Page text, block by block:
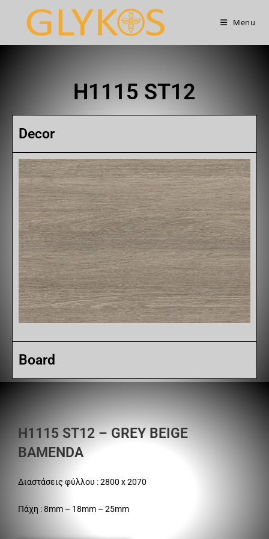
Menu
H1115 ST12
Decor
Board
H1115 ST12 – GREY BEIGE
BAMENDA
Διαστάσεις φύλλου : 2800 x 2070
Πάχη : 8mm – 18mm – 25mm